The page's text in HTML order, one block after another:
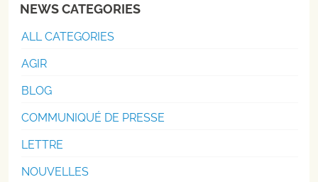
NEWS CATEGORIES
ALL CATEGORIES
AGIR
BLOG
COMMUNIQUÉ DE PRESSE
LETTRE
NOUVELLES